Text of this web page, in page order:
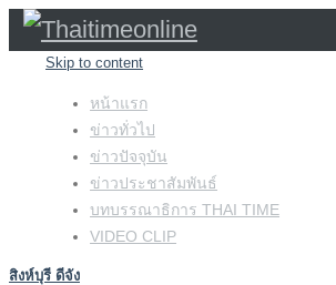
Skip to content
หน้าแรก
ข่าวทั่วไป
ข่าวปัจจุบัน
ข่าวประชาสัมพันธ์
บทบรรณาธิการ THAI TIME
VIDEO CLIP
สิงห์บุรี ดีจัง